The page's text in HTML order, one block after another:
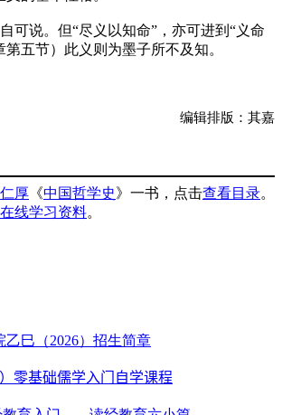
可说。但“尽义以知命”，亦可进到“义命
五节）此义则为墨子所不及知。
编辑排版：其嘉
厚 《中国哲学史》一书，点击查看目录。
线学习资料。
乙巳（2026）招生简章
）零基础儒学入门自学课程